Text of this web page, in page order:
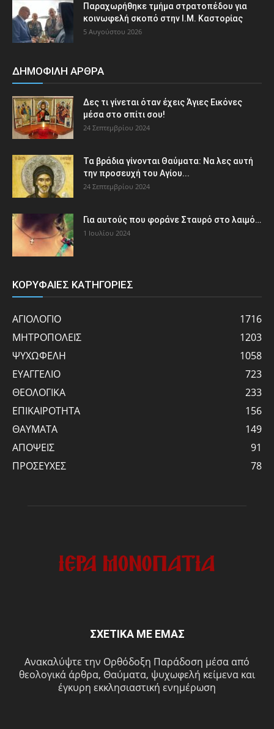
Παραχωρήθηκε τμήμα στρατοπέδου για
κοινωφελή σκοπό στην Ι.Μ. Καστορίας
5 Αυγούστου 2026
ΔΗΜΟΦΙΛΗ ΑΡΘΡΑ
Δες τι γίνεται όταν έχεις Άγιες Εικόνες
μέσα στο σπίτι σου!
24 Σεπτεμβρίου 2024
Τα βράδια γίνονται Θαύματα: Να λες αυτή
την προσευχή του Αγίου...
24 Σεπτεμβρίου 2024
Για αυτούς που φοράνε Σταυρό στο λαιμό…
1 Ιουλίου 2024
ΚΟΡΥΦΑΙΕΣ ΚΑΤΗΓΟΡΙΕΣ
ΑΓΙΟΛΟΓΙΟ
1716
ΜΗΤΡΟΠΟΛΕΙΣ
1203
ΨΥΧΩΦΕΛΗ
1058
ΕΥΑΓΓΕΛΙΟ
723
ΘΕΟΛΟΓΙΚΑ
233
ΕΠΙΚΑΙΡΟΤΗΤΑ
156
ΘΑΥΜΑΤΑ
149
ΑΠΟΨΕΙΣ
91
ΠΡΟΣΕΥΧΕΣ
78
ΣΧΕΤΙΚΑ ΜΕ ΕΜΑΣ
Ανακαλύψτε την Ορθόδοξη Παράδοση μέσα από
θεολογικά άρθρα, Θαύματα, ψυχωφελή κείμενα και
έγκυρη εκκλησιαστική ενημέρωση